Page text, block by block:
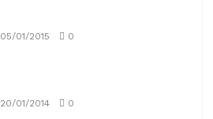
05/01/2015 0
20/01/2014 0